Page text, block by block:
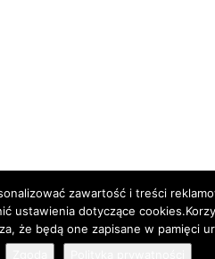
zawartość i treści
ustawienia dotyczące
że będą one zapisane w pamięci